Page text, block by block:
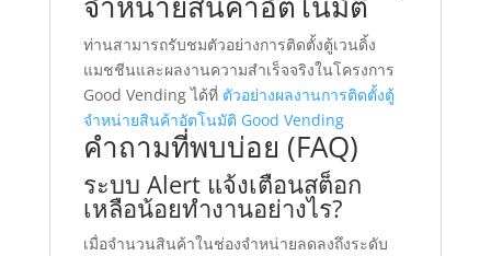
ท่านสามารถรับชมตัวอย่างการติดตั้งตู้เวนดิ้ง
แมชชีนและผลงานความสำเร็จจริงในโครงการ
Good Vending ได้ที่ ตัวอย่างผลงานการติดตั้งตู้
จำหน่ายสินค้าอัตโนมัติ Good Vending
คำถามที่พบบ่อย (FAQ)
ระบบ Alert แจ้งเตือนสต็อก
เหลือน้อยทำงานอย่างไร?
เมื่อจำนวนสินค้าในช่องจำหน่ายลดลงถึงระดับ